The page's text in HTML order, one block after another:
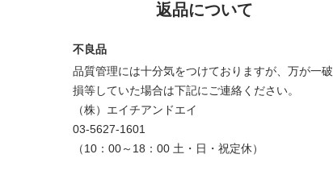
返品について
不良品
品質管理には十分気をつけておりますが、万が一破
損等していた場合は下記にご連絡ください。
（株）エイチアンドエイ
03-5627-1601
（10：00～18：00 土・日・祝定休）